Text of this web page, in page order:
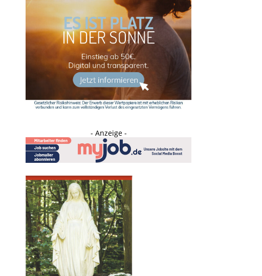
- Anzeige -